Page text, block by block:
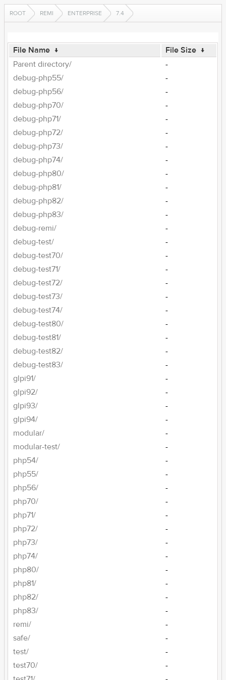
ROOT REMI ENTERPRISE 7.4
File Name ↓ File Size ↓
Parent directory/
-
debug-php55/
-
debug-php56/
-
debug-php70/
-
debug-php71/
-
debug-php72/
-
debug-php73/
-
debug-php74/
-
debug-php80/
-
debug-php81/
-
debug-php82/
-
debug-php83/
-
debug-remi/
-
debug-test/
-
debug-test70/
-
debug-test71/
-
debug-test72/
-
debug-test73/
-
debug-test74/
-
debug-test80/
-
debug-test81/
-
debug-test82/
-
debug-test83/
-
glpi91/
-
glpi92/
-
glpi93/
-
glpi94/
-
modular/
-
modular-test/
-
php54/
-
php55/
-
php56/
-
php70/
-
php71/
-
php72/
-
php73/
-
php74/
-
php80/
-
php81/
-
php82/
-
php83/
-
remi/
-
safe/
-
test/
-
test70/
-